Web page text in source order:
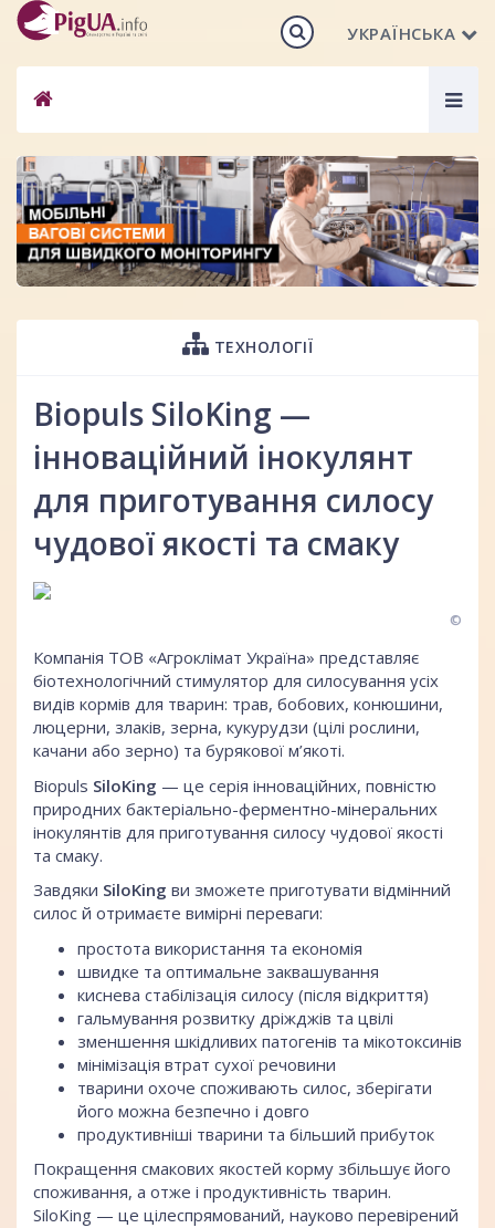
УКРАЇНСЬКА
ТЕХНОЛОГІЇ
Biopuls SiloKing —
інноваційний інокулянт
для приготування силосу
чудової якості та смаку
©
Компанія ТОВ «Агроклімат Україна» представляє
біотехнологічний стимулятор для силосування усіх
видів кормів для тварин: трав, бобових, конюшини,
люцерни, злаків, зерна, кукурудзи (цілі рослини,
качани або зерно) та бурякової м’якоті.
Biopuls SiloKing — це серія інноваційних, повністю
природних бактеріально-ферментно-мінеральних
інокулянтів для приготування силосу чудової якості
та смаку.
Завдяки SiloKing ви зможете приготувати відмінний
силос й отримаєте вимірні переваги:
простота використання та економія
швидке та оптимальне заквашування
киснева стабілізація силосу (після відкриття)
гальмування розвитку дріжджів та цвілі
зменшення шкідливих патогенів та мікотоксинів
мінімізація втрат сухої речовини
тварини охоче споживають силос, зберігати
його можна безпечно і довго
продуктивніші тварини та більший прибуток
Покращення смакових якостей корму збільшує його
споживання, а отже і продуктивність тварин.
SiloKing — це цілеспрямований, науково перевірений